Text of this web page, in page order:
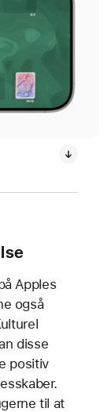
Apples
også
disse
positiv
til at